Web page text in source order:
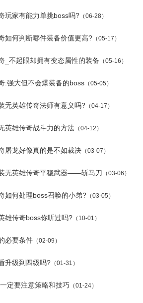
玩家有能力单挑boss吗? （06-28）
如何判断哪件装备价值更高? （05-17）
_不起眼却拥有变态属性的装备 （05-16）
:强大但不会爆装备的boss （05-05）
无英雄传奇法师有意义吗? （04-17）
英雄传奇战斗力的方法 （04-12）
屠龙好像真的是不如裁决 （03-07）
无英雄传奇平稳武器——斩马刀 （03-06）
如何处理boss召唤的小弟? （03-05）
雄传奇boss你听过吗? （10-01）
必要条件 （02-09）
升级到四级吗? （01-31）
定要注意策略和技巧 （01-24）